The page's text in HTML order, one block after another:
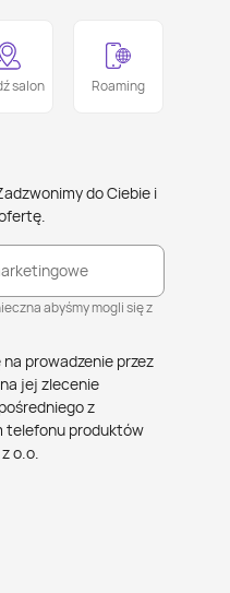
salon Roaming
do Ciebie i
abyśmy mogli się z
prowadzenie przez
jej zlecenie
z
telefonu produktów
o.o.